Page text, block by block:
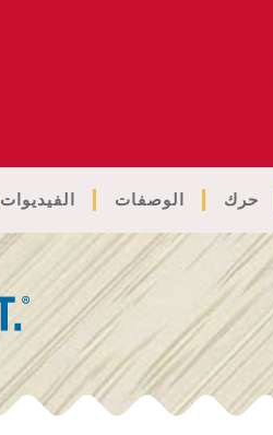
الفيديوات الوصفات حرك